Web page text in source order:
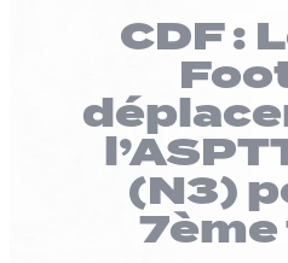
CDF :
(N3)